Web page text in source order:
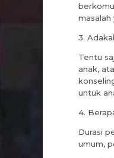
masalah
3.
Tentu
anak,
untuk
4.
Durasi
umum,